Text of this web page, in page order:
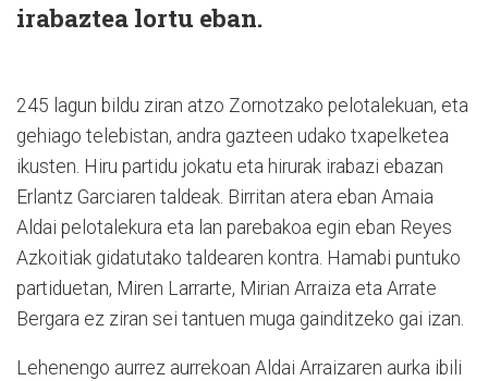
irabaztea lortu eban.
245 lagun bildu ziran atzo Zornotzako pelotalekuan, eta
gehiago telebistan, andra gazteen udako txapelketea
ikusten. Hiru partidu jokatu eta hirurak irabazi ebazan
Erlantz Garciaren taldeak. Birritan atera eban Amaia
Aldai pelotalekura eta lan parebakoa egin eban Reyes
Azkoitiak gidatutako taldearen kontra. Hamabi puntuko
partiduetan, Miren Larrarte, Mirian Arraiza eta Arrate
Bergara ez ziran sei tantuen muga gainditzeko gai izan.
Lehenengo aurrez aurrekoan Aldai Arraizaren aurka ibili